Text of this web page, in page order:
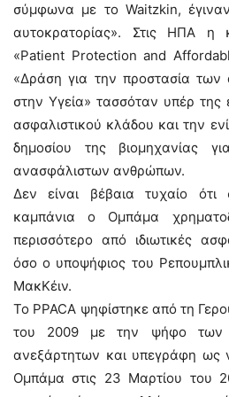
σύμφωνα με το Waitzkin,
αυτοκρατορίας». Στις ΗΠΑ η
«Patient Protection and
«Δράση για την προστασία
στην Υγεία» τασσόταν υπέρ της
ασφαλιστικού κλάδου και την
δημοσίου της βιομηχανίας
ανασφάλιστων ανθρώπων.
Δεν είναι βέβαια τυχαίο ότι
καμπάνια ο Ομπάμα
περισσότερο από ιδιωτικές
όσο ο υποψήφιος του
ΜακΚέιν.
Το PPACA ψηφίστηκε από τη
του 2009 με την ψήφο των
ανεξάρτητων και υπεγράφη ως
Ομπάμα στις 23 Μαρτίου του